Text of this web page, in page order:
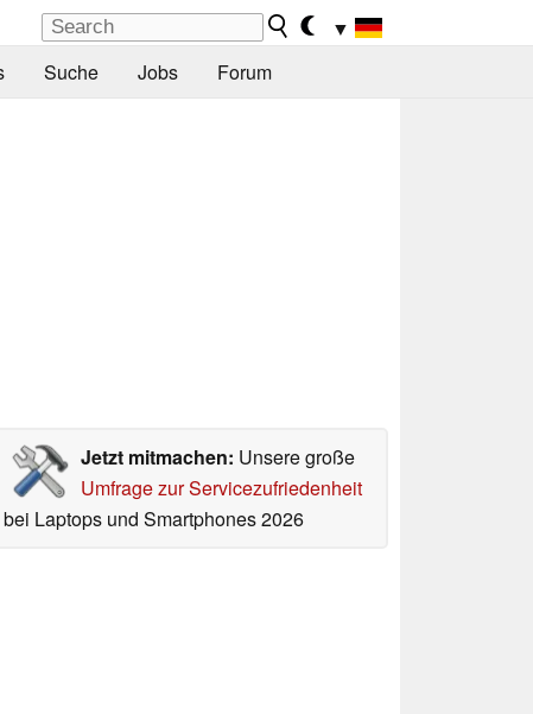
▼
Suche Jobs Forum
Jetzt mitmachen: Unsere große
Umfrage zur Servicezufriedenheit
bei Laptops und Smartphones 2026